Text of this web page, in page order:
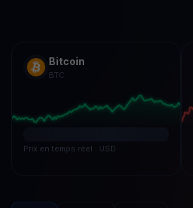
Bitcoin
BTC
Prix en temps réel · USD